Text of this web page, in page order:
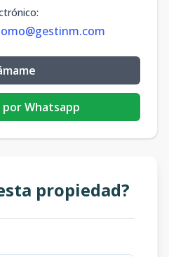
:
por Whatsapp
propiedad?